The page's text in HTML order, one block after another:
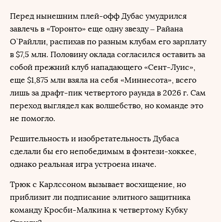
Перед нынешним плей-офф Дубас умудрился
завлечь в «Торонто» еще одну звезду – Райана
О`Райлли, распихав по разным клубам его зарплату
в $7,5 млн. Половину оклада согласился оставить за
собой прежний клуб нападающего «Сент-Луис»,
еще $1,875 млн взяла на себя «Миннесота», всего
лишь за драфт-пик четвертого раунда в 2026 г. Сам
переход выглядел как волшебство, но команде это
не помогло.
Решительность и изобретательность Дубаса
сделали бы его непобедимым в фэнтези-хоккее,
однако реальная игра устроена иначе.
Трюк с Карлссоном вызывает восхищение, но
приблизит ли подписание элитного защитника
команду Кросби-Малкина к четвертому Кубку